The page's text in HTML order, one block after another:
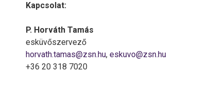
Kapcsolat:
P. Horváth Tamás
esküvőszervező
horvath.tamas@zsn.hu, eskuvo@zsn.hu
+36 20 318 7020